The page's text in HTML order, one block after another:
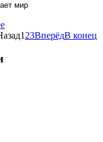
мир
1 23ВперёдВ конец